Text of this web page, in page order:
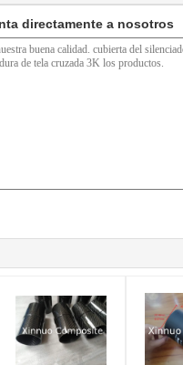
directamente a nosotros